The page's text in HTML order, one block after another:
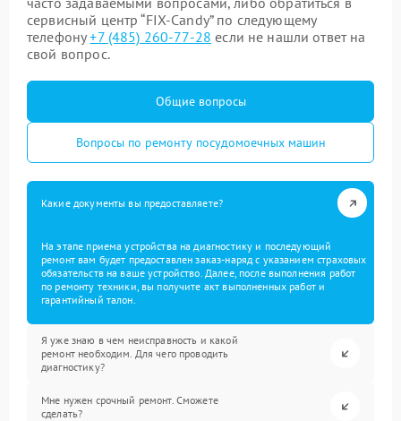
сервисный центр “FIX-Candy” по следующему
телефону+7 (485) 260-77-28 если не нашли ответ на
свой вопрос.
Общие вопросы
Вопросы по ремонту посудомоечных машин
Какие документы вы предоставляете?
На этапе приема устройства на диагностику и последующий
ремонт вам будет предоставлен заказ-наряд с указанием страховых
обязательств на ваше устройство. Далее, после выполнения работ
по ремонту техники, вы получите акт выполненных работ и
гарантийный талон.
Я уже знаю в чем неисправность и какой
ремонт необходим. Для чего проводить
диагностику?
Мне нужен срочный ремонт. Сможете
сделать?